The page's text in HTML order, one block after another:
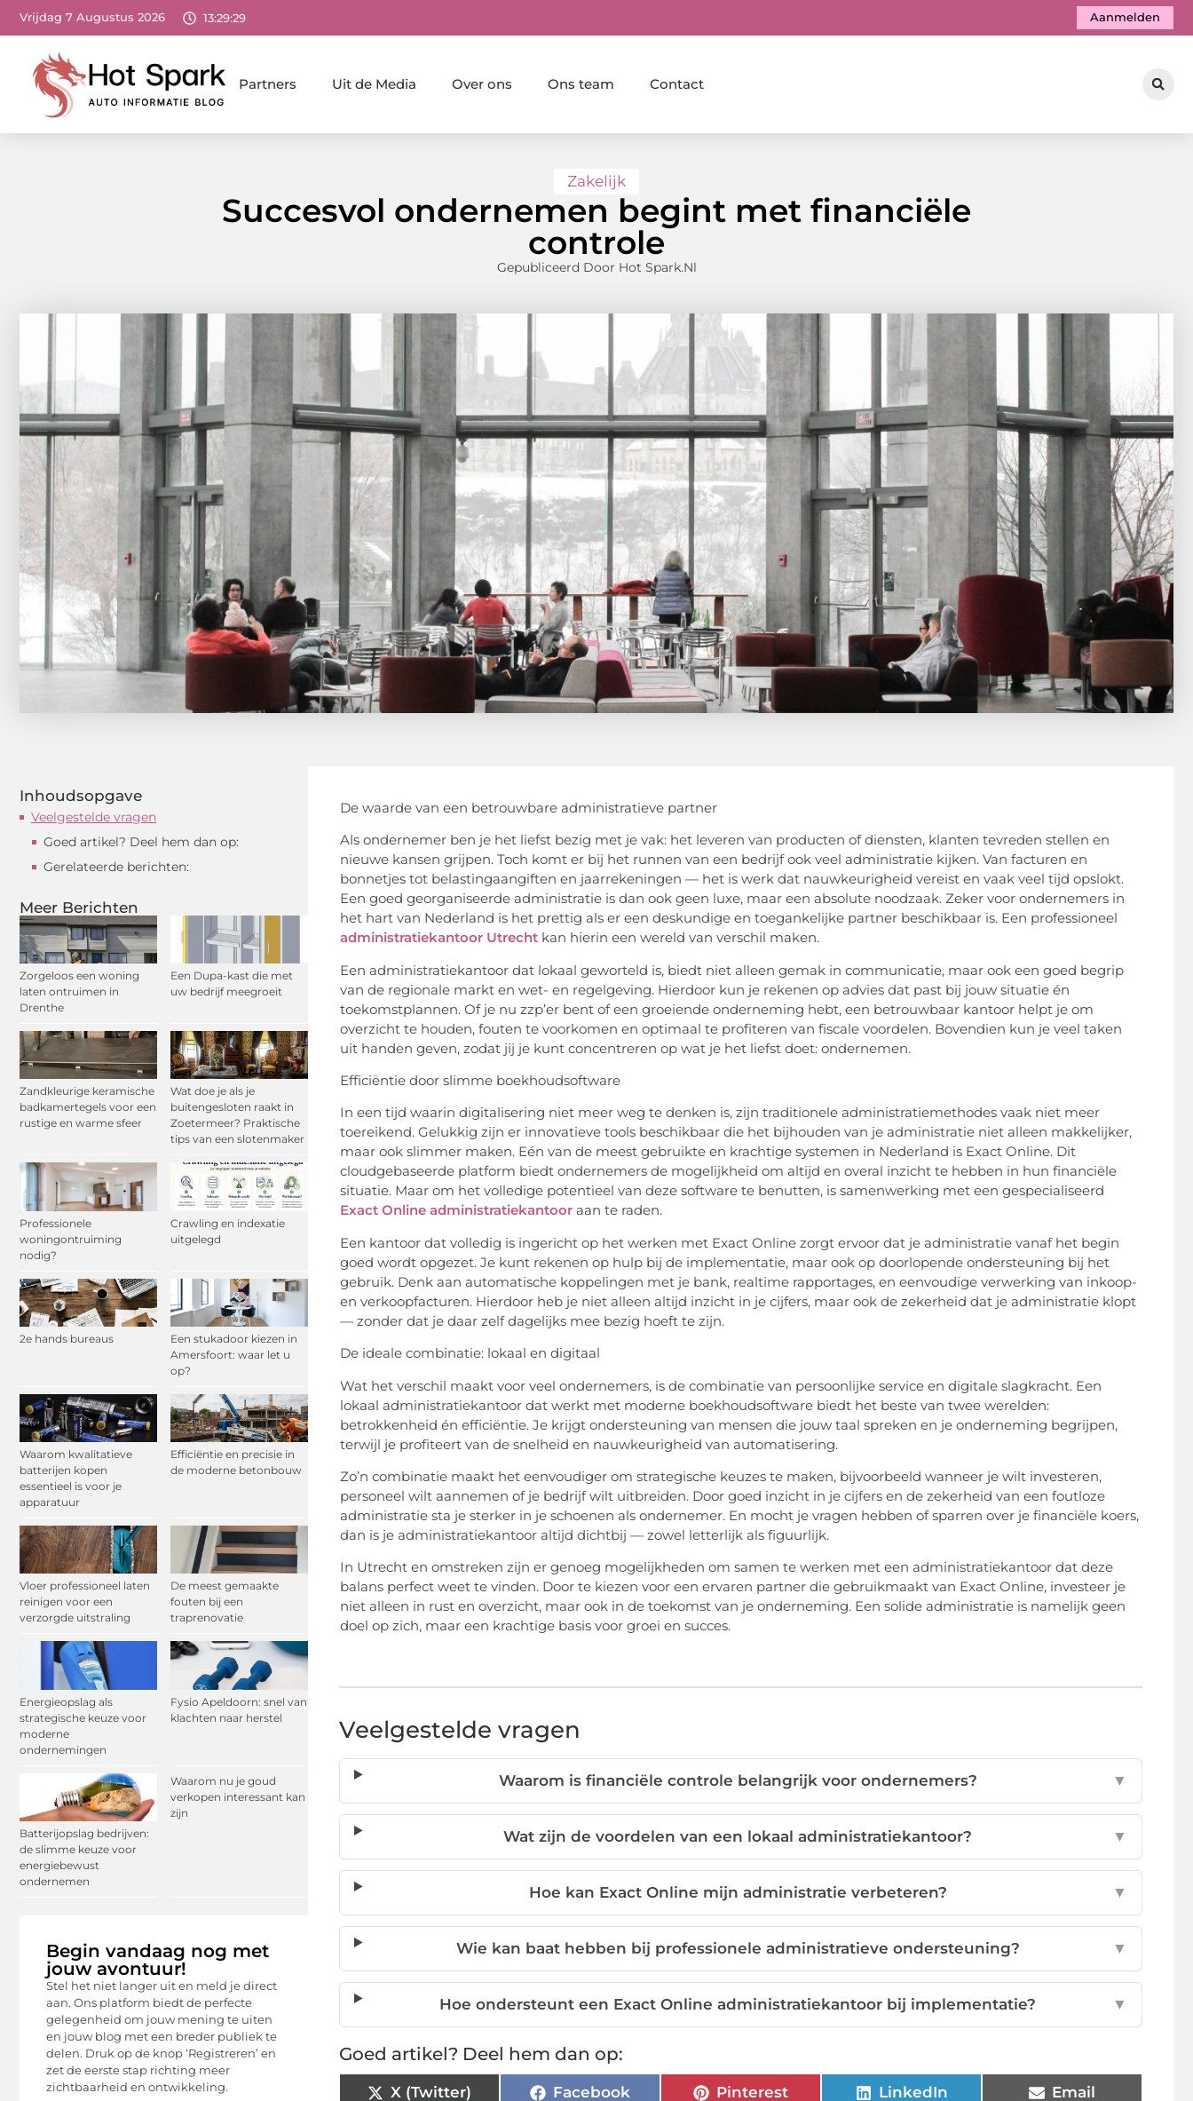
Vrijdag 7 Augustus 2026 13:29:30 Aanmelden
Partners Uit de Media Over ons Ons team Contact
Zakelijk
Succesvol ondernemen begint met financiële
controle
Gepubliceerd Door Hot Spark.nl
Inhoudsopgave
Veelgestelde vragen
Goed artikel? Deel hem dan op:
Gerelateerde berichten:
Meer Berichten
Zorgeloos een woning
laten ontruimen in
Drenthe
Een Dupa-kast die met
uw bedrijf meegroeit
Zandkleurige keramische
badkamertegels voor een
rustige en warme sfeer
Wat doe je als je
buitengesloten raakt in
Zoetermeer? Praktische
tips van een slotenmaker
Professionele
woningontruiming
nodig?
Crawling en indexatie
uitgelegd
2e hands bureaus
Een stukadoor kiezen in
Amersfoort: waar let u
op?
Waarom kwalitatieve
batterijen kopen
essentieel is voor je
apparatuur
Efficiëntie en precisie in
de moderne betonbouw
Vloer professioneel laten
reinigen voor een
verzorgde uitstraling
De meest gemaakte
fouten bij een
traprenovatie
Energieopslag als
strategische keuze voor
moderne
ondernemingen
Fysio Apeldoorn: snel van
klachten naar herstel
Batterijopslag bedrijven:
de slimme keuze voor
energiebewust
ondernemen
Waarom nu je goud
verkopen interessant kan
zijn
Begin vandaag nog met
jouw avontuur!
Stel het niet langer uit en meld je direct
aan. Ons platform biedt de perfecte
gelegenheid om jouw mening te uiten
en jouw blog met een breder publiek te
delen. Druk op de knop ‘Registreren’ en
zet de eerste stap richting meer
zichtbaarheid en ontwikkeling.
De waarde van een betrouwbare administratieve partner
Als ondernemer ben je het liefst bezig met je vak: het leveren van producten of diensten, klanten tevreden stellen en
nieuwe kansen grijpen. Toch komt er bij het runnen van een bedrijf ook veel administratie kijken. Van facturen en
bonnetjes tot belastingaangiften en jaarrekeningen — het is werk dat nauwkeurigheid vereist en vaak veel tijd opslokt.
Een goed georganiseerde administratie is dan ook geen luxe, maar een absolute noodzaak. Zeker voor ondernemers in
het hart van Nederland is het prettig als er een deskundige en toegankelijke partner beschikbaar is. Een professioneel
administratiekantoor Utrecht kan hierin een wereld van verschil maken.
Een administratiekantoor dat lokaal geworteld is, biedt niet alleen gemak in communicatie, maar ook een goed begrip
van de regionale markt en wet- en regelgeving. Hierdoor kun je rekenen op advies dat past bij jouw situatie én
toekomstplannen. Of je nu zzp’er bent of een groeiende onderneming hebt, een betrouwbaar kantoor helpt je om
overzicht te houden, fouten te voorkomen en optimaal te profiteren van fiscale voordelen. Bovendien kun je veel taken
uit handen geven, zodat jij je kunt concentreren op wat je het liefst doet: ondernemen.
Efficiëntie door slimme boekhoudsoftware
In een tijd waarin digitalisering niet meer weg te denken is, zijn traditionele administratiemethodes vaak niet meer
toereikend. Gelukkig zijn er innovatieve tools beschikbaar die het bijhouden van je administratie niet alleen makkelijker,
maar ook slimmer maken. Eén van de meest gebruikte en krachtige systemen in Nederland is Exact Online. Dit
cloudgebaseerde platform biedt ondernemers de mogelijkheid om altijd en overal inzicht te hebben in hun financiële
situatie. Maar om het volledige potentieel van deze software te benutten, is samenwerking met een gespecialiseerd
Exact Online administratiekantoor aan te raden.
Een kantoor dat volledig is ingericht op het werken met Exact Online zorgt ervoor dat je administratie vanaf het begin
goed wordt opgezet. Je kunt rekenen op hulp bij de implementatie, maar ook op doorlopende ondersteuning bij het
gebruik. Denk aan automatische koppelingen met je bank, realtime rapportages, en eenvoudige verwerking van inkoop-
en verkoopfacturen. Hierdoor heb je niet alleen altijd inzicht in je cijfers, maar ook de zekerheid dat je administratie klopt
— zonder dat je daar zelf dagelijks mee bezig hoeft te zijn.
De ideale combinatie: lokaal en digitaal
Wat het verschil maakt voor veel ondernemers, is de combinatie van persoonlijke service en digitale slagkracht. Een
lokaal administratiekantoor dat werkt met moderne boekhoudsoftware biedt het beste van twee werelden:
betrokkenheid én efficiëntie. Je krijgt ondersteuning van mensen die jouw taal spreken en je onderneming begrijpen,
terwijl je profiteert van de snelheid en nauwkeurigheid van automatisering.
Zo’n combinatie maakt het eenvoudiger om strategische keuzes te maken, bijvoorbeeld wanneer je wilt investeren,
personeel wilt aannemen of je bedrijf wilt uitbreiden. Door goed inzicht in je cijfers en de zekerheid van een foutloze
administratie sta je sterker in je schoenen als ondernemer. En mocht je vragen hebben of sparren over je financiële koers,
dan is je administratiekantoor altijd dichtbij — zowel letterlijk als figuurlijk.
In Utrecht en omstreken zijn er genoeg mogelijkheden om samen te werken met een administratiekantoor dat deze
balans perfect weet te vinden. Door te kiezen voor een ervaren partner die gebruikmaakt van Exact Online, investeer je
niet alleen in rust en overzicht, maar ook in de toekomst van je onderneming. Een solide administratie is namelijk geen
doel op zich, maar een krachtige basis voor groei en succes.
Veelgestelde vragen
Waarom is financiële controle belangrijk voor ondernemers? ▼
Wat zijn de voordelen van een lokaal administratiekantoor? ▼
Hoe kan Exact Online mijn administratie verbeteren? ▼
Wie kan baat hebben bij professionele administratieve ondersteuning? ▼
Hoe ondersteunt een Exact Online administratiekantoor bij implementatie? ▼
Goed artikel? Deel hem dan op:
X (Twitter) Facebook Pinterest LinkedIn Email